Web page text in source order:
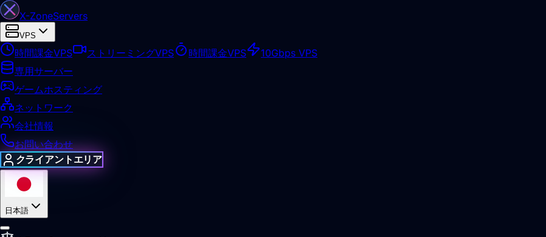
X-ZoneServers
VPS
時間課金VPS ストリーミングVPS 時間課金VPS
10Gbps VPS
専用サーバー
ゲームホスティング
ネットワーク
会社情報
お問い合わせ
クライアントエリア
日本語